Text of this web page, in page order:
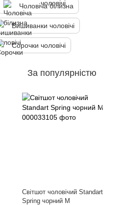
Чоловіча білизна
Вишиванки чоловічі
Сорочки чоловічі
За популярністю
Світшот чоловічий Standart
Spring чорний M